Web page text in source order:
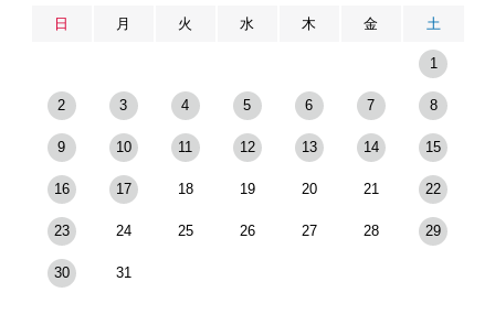
日 月 火 水 木 金 土
1
2 3 4 5 6 7 8
9 10 11 12 13 14 15
16 17 18 19 20 21 22
23 24 25 26 27 28 29
30 31